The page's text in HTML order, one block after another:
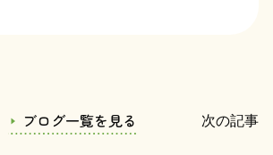
ブログ一覧を見る 次の記事